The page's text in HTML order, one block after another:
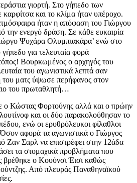
γιορτή. Στο γήπεδο των
και το κλίμα ήταν υπέροχο.
ήταν η απόφαση του Γιώργου
την ενεργό δράση. Σε κάθε ευκαιρία
Ψυχάρα Ολυμπιακάρα’ ενώ στο
για τελευταία φορά
Βουρκωμένος ο αρχηγός του
του αγωνιστικά λεπτά σαν
του ματς ύψωσε περήφανος στον
του πρωταθλητή…
Κώστας Φορτούνης αλλά και ο πρώην
και οι δύο παρακολούθησαν το
ενώ οι ερυθρόλευκοι φίλαθλοι
αφορά τα αγωνιστικά ο Γιώργος
Ζαν Σαρλ να επιστρέφει στην 12άδα
τα στομαχικά προβλήματα που
βρέθηκε ο Κουύνσι Έισι καθώς
Από πλευράς Παναθηναϊκού